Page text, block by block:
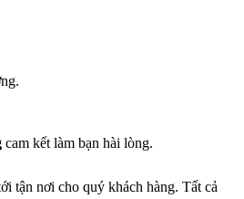
cam kết làm bạn hài lòng.
tận nơi cho quý khách hàng. Tất cả